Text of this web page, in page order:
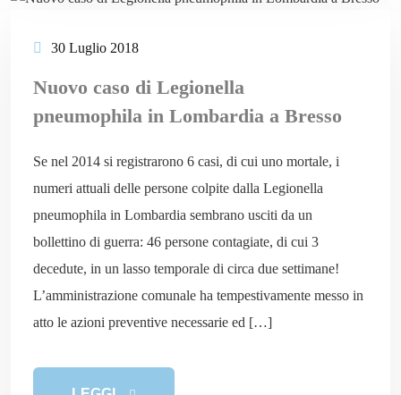
30 Luglio 2018
Nuovo caso di Legionella
pneumophila in Lombardia a Bresso
Se nel 2014 si registrarono 6 casi, di cui uno mortale, i
numeri attuali delle persone colpite dalla Legionella
pneumophila in Lombardia sembrano usciti da un
bollettino di guerra: 46 persone contagiate, di cui 3
decedute, in un lasso temporale di circa due settimane!
L’amministrazione comunale ha tempestivamente messo in
atto le azioni preventive necessarie ed […]